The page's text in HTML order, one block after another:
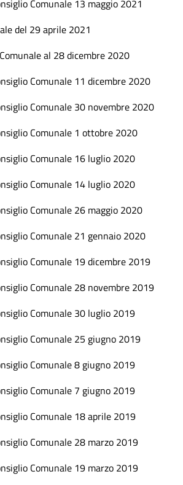
Comunale 13 maggio 2021
del 29 aprile 2021
al 28 dicembre 2020
Comunale 11 dicembre 2020
Comunale 30 novembre 2020
Comunale 1 ottobre 2020
Comunale 16 luglio 2020
Comunale 14 luglio 2020
Comunale 26 maggio 2020
Comunale 21 gennaio 2020
Comunale 19 dicembre 2019
Comunale 28 novembre 2019
Comunale 30 luglio 2019
Comunale 25 giugno 2019
Comunale 8 giugno 2019
Comunale 7 giugno 2019
Comunale 18 aprile 2019
Comunale 28 marzo 2019
Comunale 19 marzo 2019